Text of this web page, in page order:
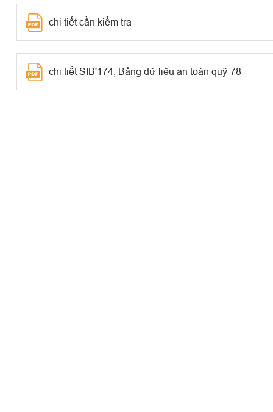
chi tiết cần kiểm tra
chi tiết SIB'174; Bảng dữ liệu an toàn quỹ-78